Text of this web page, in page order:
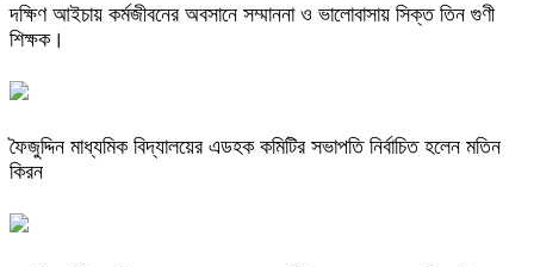
দক্ষিণ আইচায় কর্মজীবনের অবসানে সম্মাননা ও ভালোবাসায় সিক্ত তিন গুণী
শিক্ষক।
ফৈজুদ্দিন মাধ্যমিক বিদ্যালয়ের এডহক কমিটির সভাপতি নির্বাচিত হলেন মতিন
কিরন